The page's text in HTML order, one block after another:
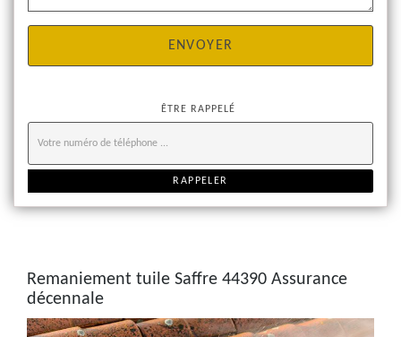
ÊTRE RAPPELÉ
Remaniement tuile Saffre 44390 Assurance
décennale